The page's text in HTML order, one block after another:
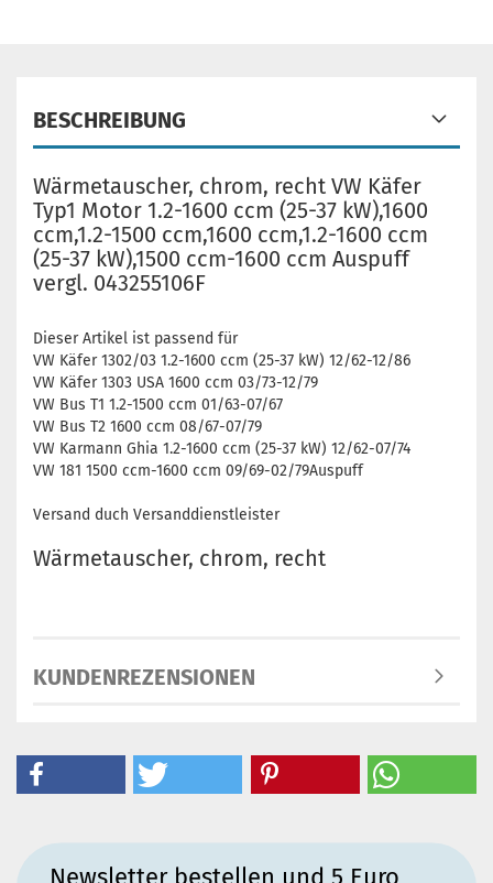
BESCHREIBUNG
Wärmetauscher, chrom, recht VW Käfer
Typ1 Motor 1.2-1600 ccm (25-37 kW),1600
ccm,1.2-1500 ccm,1600 ccm,1.2-1600 ccm
(25-37 kW),1500 ccm-1600 ccm Auspuff
vergl. 043255106F
Dieser Artikel ist passend für
VW Käfer 1302/03 1.2-1600 ccm (25-37 kW) 12/62-12/86
VW Käfer 1303 USA 1600 ccm 03/73-12/79
VW Bus T1 1.2-1500 ccm 01/63-07/67
VW Bus T2 1600 ccm 08/67-07/79
VW Karmann Ghia 1.2-1600 ccm (25-37 kW) 12/62-07/74
VW 181 1500 ccm-1600 ccm 09/69-02/79Auspuff
Versand duch Versanddienstleister
Wärmetauscher, chrom, recht
KUNDENREZENSIONEN
Newsletter bestellen und 5 Euro